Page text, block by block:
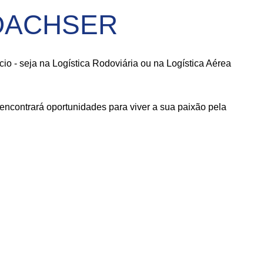
- seja na Logística Rodoviária ou na Logística Aérea
oportunidades para viver a sua paixão pela